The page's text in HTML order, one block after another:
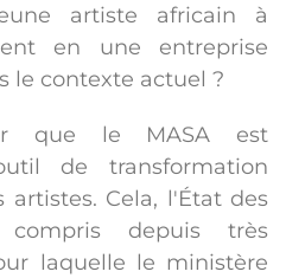
artiste africain à
en une entreprise
le contexte actuel ?
que le MASA est
de transformation
Cela, l'État des
depuis très
laquelle le ministère